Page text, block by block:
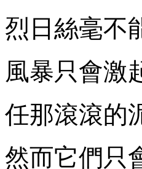
烈日絲毫不
風暴只會激
任那滾滾的
然而它們只